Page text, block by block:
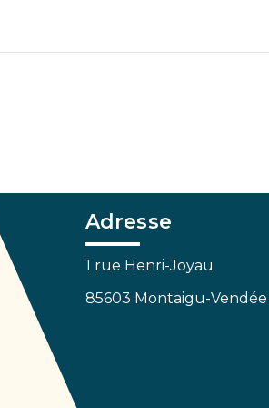
Adresse
1 rue Henri-Joyau
85603 Montaigu-Vendée